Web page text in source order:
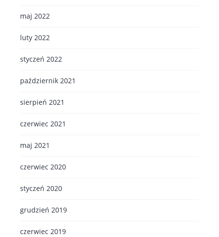
maj 2022
luty 2022
styczeń 2022
październik 2021
sierpień 2021
czerwiec 2021
maj 2021
czerwiec 2020
styczeń 2020
grudzień 2019
czerwiec 2019